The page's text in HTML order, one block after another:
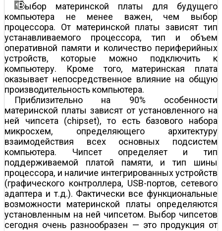
ыбор материнской платы для будущего
компьютера не менее важен, чем выбор
процессора. От материнской платы зависят тип
устанавливаемого процессора, тип и объем
оперативной памяти и количество периферийных
устройств, которые можно подключить к
компьютеру. Кроме того, материнская плата
оказывает непосредственное влияние на общую
производительность компьютера.
Приблизительно на 90% особенности
материнской платы зависят от установленного на
ней чипсета (chipset), то есть базового набора
микросхем, определяющего архитектуру
взаимодействия всех основных подсистем
компьютера. Чипсет определяет и тип
поддерживаемой платой памяти, и тип шины
процессора, и наличие интегрированных устройств
(графического контроллера, USB-портов, сетевого
адаптера и т.д.). Фактически все функциональные
возможности материнской платы определяются
установленным на ней чипсетом. Выбор чипсетов
сегодня очень разнообразен — это продукция от